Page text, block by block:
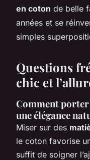
en coton de belle
années et se
simples
Questions
chic et
Comment
une élégance
Miser sur des
le coton favorise
suffit de soigner